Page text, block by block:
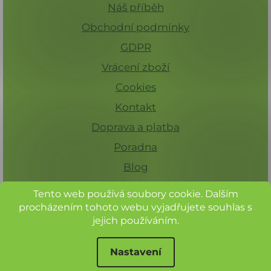
Tento web používá soubory cookie. Dalším
procházením tohoto webu vyjadřujete souhlas s
jejich používáním.
Nastavení
u
Náš příběh
Obchodní podmínky
GDPR
Vrácení zboží
Cookies
Kontakt
Doprava a platba
Poradna
Blog